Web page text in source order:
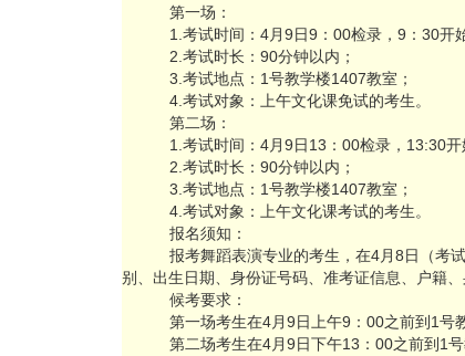
第一场：
1.考试时间：4月9日9：00检录，9：30开
2.考试时长：90分钟以内；
3.考试地点：1号教学楼1407教室；
4.考试对象：上午文化课免试的考生。
第二场：
1.考试时间：4月9日13：00检录，13:30开
2.考试时长：90分钟以内；
3.考试地点：1号教学楼1407教室；
4.考试对象：上午文化课考试的考生。
报名须知：
报考舞蹈表演专业的考生，在4月8日（考
别、出生日期、身份证号码、准考证信息、户籍
候考要求：
第一场考生在4月9日上午9：00之前到1号
第二场考生在4月9日下午13：00之前到1